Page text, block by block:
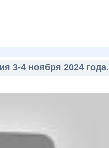
3-4 ноября 2024 года.